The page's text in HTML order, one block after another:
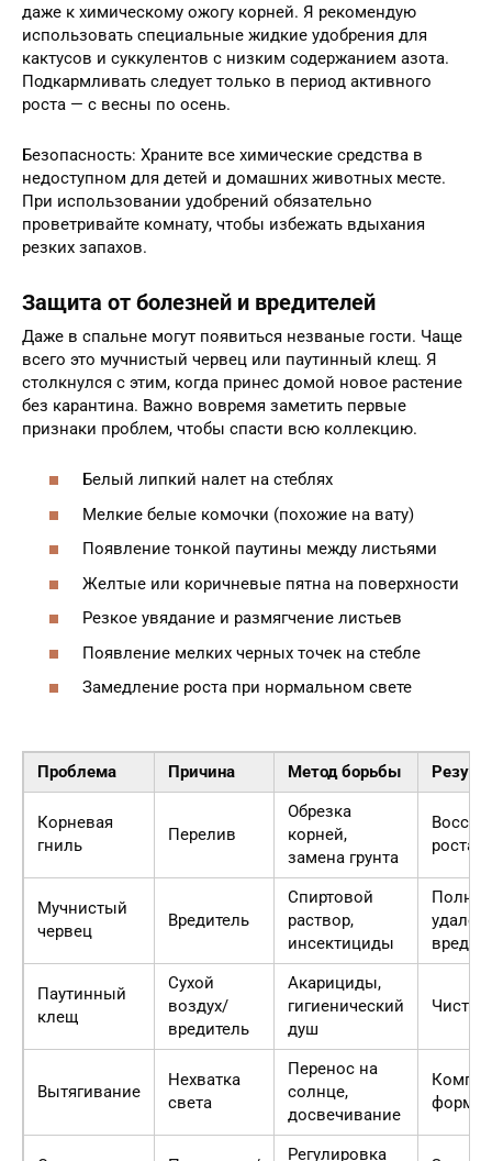
даже к химическому ожогу корней. Я рекомендую
использовать специальные жидкие удобрения для
кактусов и суккулентов с низким содержанием азота.
Подкармливать следует только в период активного
роста — с весны по осень.
Безопасность: Храните все химические средства в
недоступном для детей и домашних животных месте.
При использовании удобрений обязательно
проветривайте комнату, чтобы избежать вдыхания
резких запахов.
Защита от болезней и вредителей
Даже в спальне могут появиться незваные гости. Чаще
всего это мучнистый червец или паутинный клещ. Я
столкнулся с этим, когда принес домой новое растение
без карантина. Важно вовремя заметить первые
признаки проблем, чтобы спасти всю коллекцию.
Белый липкий налет на стеблях
Мелкие белые комочки (похожие на вату)
Появление тонкой паутины между листьями
Желтые или коричневые пятна на поверхности
Резкое увядание и размягчение листьев
Появление мелких черных точек на стебле
Замедление роста при нормальном свете
Проблема Причина Метод борьбы
Корневая
гниль
Перелив
Обрезка
корней,
замена грунта
роста
Мучнистый
червец
Вредитель
Спиртовой
раствор,
инсектициды
Полное
Паутинный
клещ
Сухой
воздух/
вредитель
Акарициды,
гигиенический
душ
Вытягивание
Нехватка
света
Перенос на
солнце,
досвечивание
форма
Регулировка